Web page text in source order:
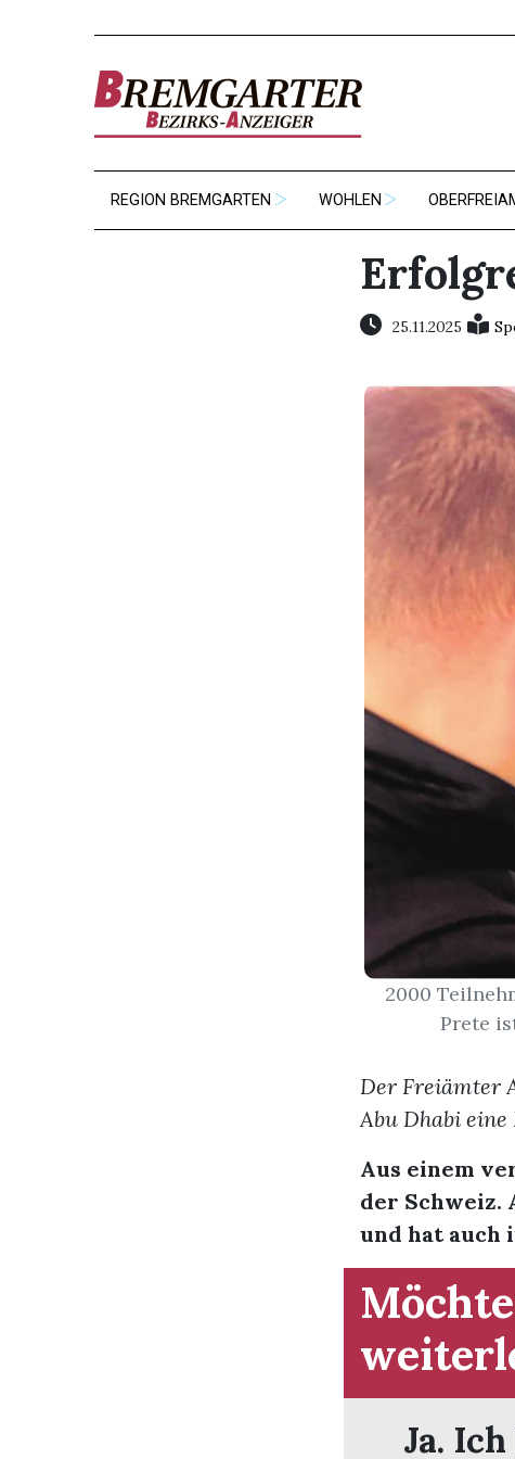
REGION BREMGARTEN WOHLEN
25.11.2025
2000
Prete
Der Freiämter
Abu Dhabi
Aus einem
der Schweiz.
und hat auch
Ja.